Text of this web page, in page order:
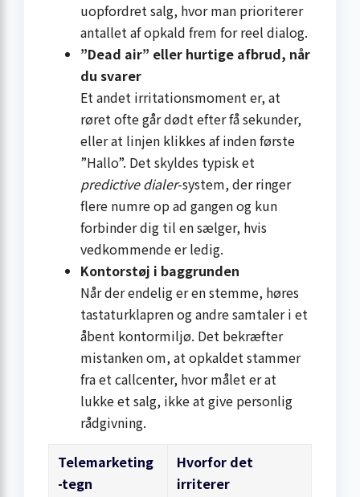
uopfordret salg, hvor man prioriterer
antallet af opkald frem for reel dialog.
”Dead air” eller hurtige afbrud, når
du svarer
Et andet irritationsmoment er, at
røret ofte går dødt efter få sekunder,
eller at linjen klikkes af inden første
”Hallo”. Det skyldes typisk et
predictive dialer-system, der ringer
flere numre op ad gangen og kun
forbinder dig til en sælger, hvis
vedkommende er ledig.
Kontorstøj i baggrunden
Når der endelig er en stemme, høres
tastaturklapren og andre samtaler i et
åbent kontormiljø. Det bekræfter
mistanken om, at opkaldet stammer
fra et callcenter, hvor målet er at
lukke et salg, ikke at give personlig
rådgivning.
Telemarketing
-tegn
Hvorfor det
irriterer